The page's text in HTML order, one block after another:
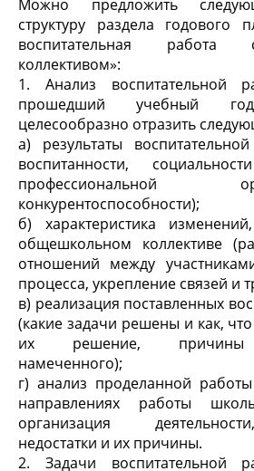
Можно предложить
структуру раздела годового
воспитательная работа
коллективом»:
1. Анализ воспитательной
прошедший учебный
целесообразно отразить
а) результаты
воспитанности,
профессиональной
конкурентоспособности);
б) характеристика
общешкольном коллективе
отношений между
процесса, укрепление связей и
в) реализация поставленных
(какие задачи решены и как,
их решение, причины
намеченного);
г) анализ проделанной
направлениях работы
организация
недостатки и их причины.
2. Задачи воспитательной